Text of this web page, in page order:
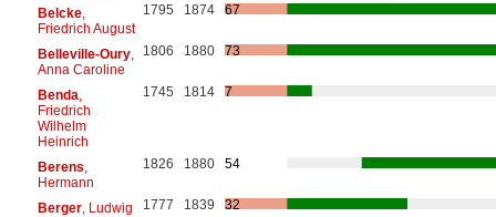
Belcke,
Friedrich August
1795 1874 67
Belleville-Oury,
Anna Caroline
1806 1880 73
Benda
Friedrich
Wilhelm
Heinrich
1745 1814 7
Berens
Hermann
1826 1880 54
Berger, Ludwig 1777 1839
32